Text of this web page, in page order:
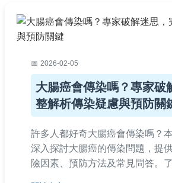
2026-02-05
大腸癌會傳染嗎？專家破
整解析傳染疑慮與預防關
許多人都好奇大腸癌會傳染嗎？
深入探討大腸癌的傳染問題，提
險因素、預防方法及常見問答。